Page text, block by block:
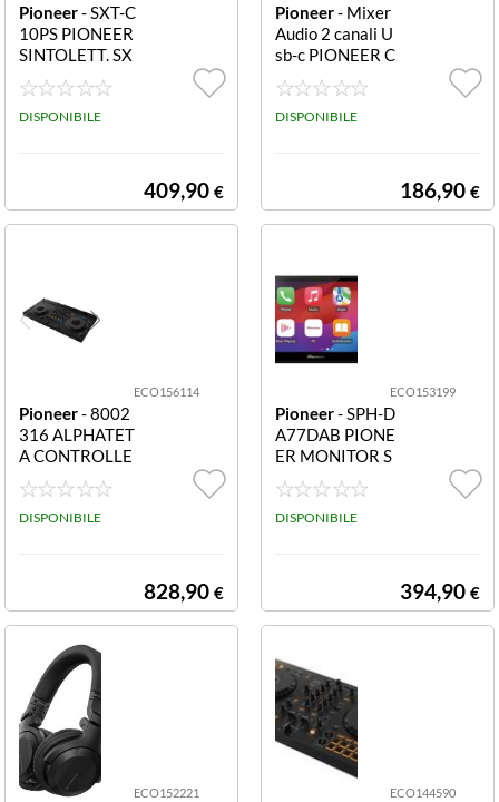
Pioneer- SXT-C
10PS PIONEER
SINTOLETT. SX
T-C10PS Vintag
eMECHALESS R
DS, DAB/DAB+,
DISPONIBILE
409,90 €
Pioneer- Mixer
Audio 2 canali U
sb-c PIONEER C
ONTROLLER D
DJ-FLX2ALPHA
TETA DDJ-FLX2
DISPONIBILE
186,90 €
ECO156114
Pioneer- 8002
316 ALPHATET
A CONTROLLE
R DDJ-GRV6AL
PHATETA DDJ-
GROOVE 6 DJ
DISPONIBILE
828,90 €
ECO153199
Pioneer- SPH-D
A77DAB PIONE
ER MONITOR S
PH-DA77DABT
OUCH-SCREEN
6.8 DABDAB US
DISPONIBILE
394,90 €
ECO152221 ECO144590